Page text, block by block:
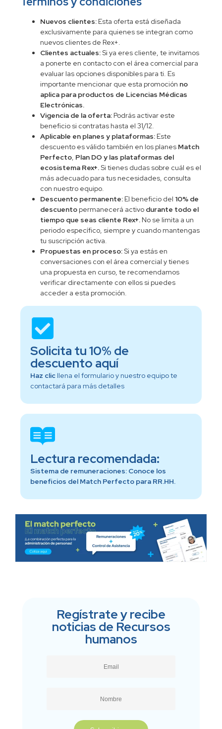
Nuevos clientes: Esta oferta está diseñada
exclusivamente para quienes se integran como
nuevos clientes de Rex+.
Clientes actuales:Si ya eres cliente, te invitamos
a ponerte en contacto con el área comercial para
evaluar las opciones disponibles para ti. Es
importante mencionar que esta promoción no
aplica para productos de Licencias Médicas
Electrónicas.
Vigencia de la oferta: Podrás activar este
beneficio si contratas hasta el 31/12.
Aplicable en planes y plataformas: Este
descuento es válido también en los planes Match
Perfecto, Plan DO y las plataformas del
ecosistema Rex+.Si tienes dudas sobre cuál es el
más adecuado para tus necesidades, consulta
con nuestro equipo.
Descuento permanente: El beneficio del 10% de
descuento permanecerá activo durante todo el
tiempo que seas cliente Rex+. No se limita a un
periodo específico, siempre y cuando mantengas
tu suscripción activa.
Propuestas en proceso:Si ya estás en
conversaciones con el área comercial y tienes
una propuesta en curso, te recomendamos
verificar directamente con ellos si puedes
acceder a esta promoción.
Solicita tu 10% de
descuento aquí
Haz clic llena el formulario y nuestro equipo te
contactará para más detalles
Lectura recomendada:
Sistema de remuneraciones: Conoce los
beneficios del Match Perfecto para RR.HH.
Regístrate y recibe
noticias de Recursos
humanos